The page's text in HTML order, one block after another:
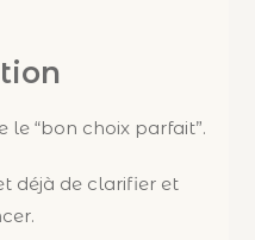
le “bon choix parfait”.
déjà de clarifier et